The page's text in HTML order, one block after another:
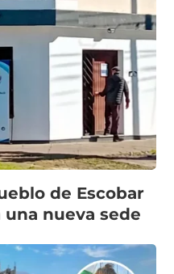
de Escobar
nueva sede